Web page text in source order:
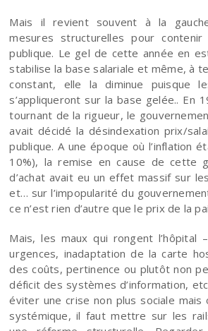
Mais il revient souvent à la
mesures structurelles pour contenir
publique. Le gel de cette année en
stabilise la base salariale et même, à
constant, elle la diminue puisque
s’appliqueront sur la base gelée.. En
tournant de la rigueur, le
avait décidé la désindexation prix/
publique. A une époque où l’inflation
10%), la remise en cause de cette
d’achat avait eu un effet massif sur
et… sur l’impopularité du
ce n’est rien d’autre que le prix de la
Mais, les maux qui rongent l’hôpital
urgences, inadaptation de la carte
des coûts, pertinence ou plutôt non
déficit des systèmes d’information,
éviter une crise non plus sociale mais
systémique, il faut mettre sur les